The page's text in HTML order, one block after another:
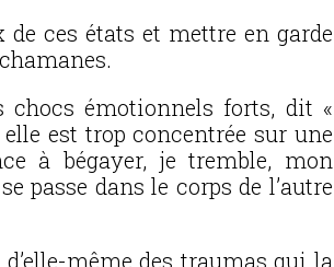
ces états et mettre en garde
chocs émotionnels forts, dit «
est trop concentrée sur une
à bégayer, je tremble, mon
passe dans le corps de l’autre
même des traumas qui la